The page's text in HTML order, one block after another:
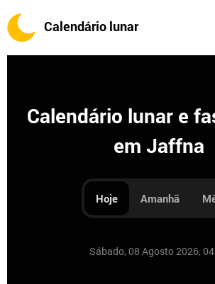
Calendário lunar
Calendário lunar e
em Jaffna
Hoje Amanhã
Sábado, 08 Agosto 2026,